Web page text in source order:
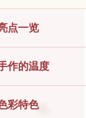
点一览
作的温度
彩特色